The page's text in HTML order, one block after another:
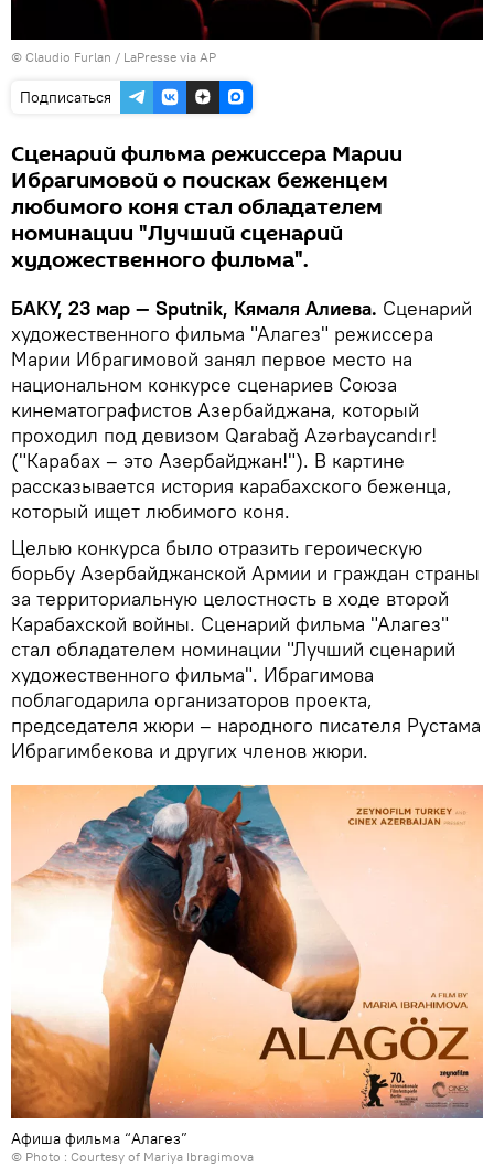
© Claudio Furlan / LaPresse via AP
Подписаться
Сценарий фильма режиссера Марии
Ибрагимовой о поисках беженцем
любимого коня стал обладателем
номинации "Лучший сценарий
художественного фильма".
БАКУ, 23 мар — Sputnik, Кямаля Алиева. Сценарий
художественного фильма "Алагез" режиссера
Марии Ибрагимовой занял первое место на
национальном конкурсе сценариев Союза
кинематографистов Азербайджана, который
проходил под девизом Qarabağ Azərbaycandır!
("Карабах – это Азербайджан!"). В картине
рассказывается история карабахского беженца,
который ищет любимого коня.
Целью конкурса было отразить героическую
борьбу Азербайджанской Армии и граждан страны
за территориальную целостность в ходе второй
Карабахской войны. Сценарий фильма "Алагез"
стал обладателем номинации "Лучший сценарий
художественного фильма". Ибрагимова
поблагодарила организаторов проекта,
председателя жюри – народного писателя Рустама
Ибрагимбекова и других членов жюри.
Афиша фильма “Алагез”
© Photo : Courtesy of Mariya Ibragimova